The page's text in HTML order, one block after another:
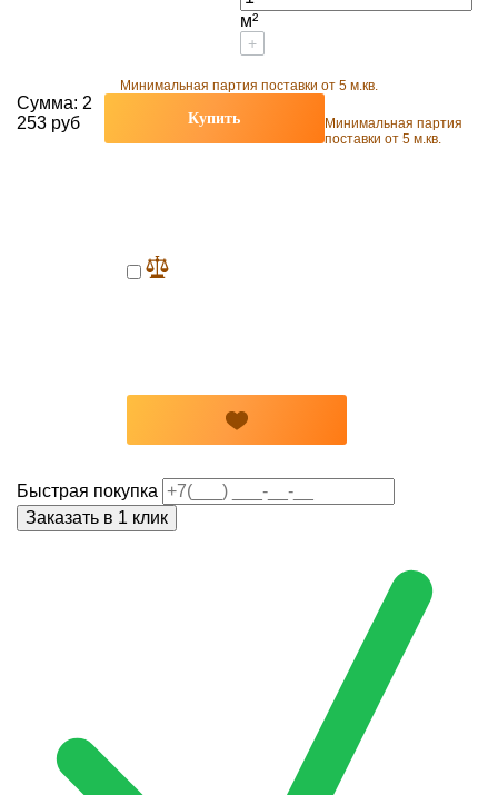
м²
+
Минимальная партия поставки от 5 м.кв.
Сумма: 2
253 руб
Купить
Минимальная партия
поставки от 5 м.кв.
Быстрая покупка